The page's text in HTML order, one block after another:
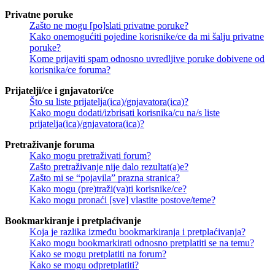
Privatne poruke
Zašto ne mogu [po]slati privatne poruke?
Kako onemogućiti pojedine korisnike/ce da mi šalju privatne
poruke?
Kome prijaviti spam odnosno uvredljive poruke dobivene od
korisnika/ce foruma?
Prijatelji/ce i gnjavatori/ce
Što su liste prijatelja(ica)/gnjavatora(ica)?
Kako mogu dodati/izbrisati korisnika/cu na/s liste
prijatelja(ica)/gnjavatora(ica)?
Pretraživanje foruma
Kako mogu pretraživati forum?
Zašto pretraživanje nije dalo rezultat(a)e?
Zašto mi se “pojavila” prazna stranica?
Kako mogu (pre)traži(va)ti korisnike/ce?
Kako mogu pronaći [sve] vlastite postove/teme?
Bookmarkiranje i pretplaćivanje
Koja je razlika između bookmarkiranja i pretplaćivanja?
Kako mogu bookmarkirati odnosno pretplatiti se na temu?
Kako se mogu pretplatiti na forum?
Kako se mogu odpretplatiti?